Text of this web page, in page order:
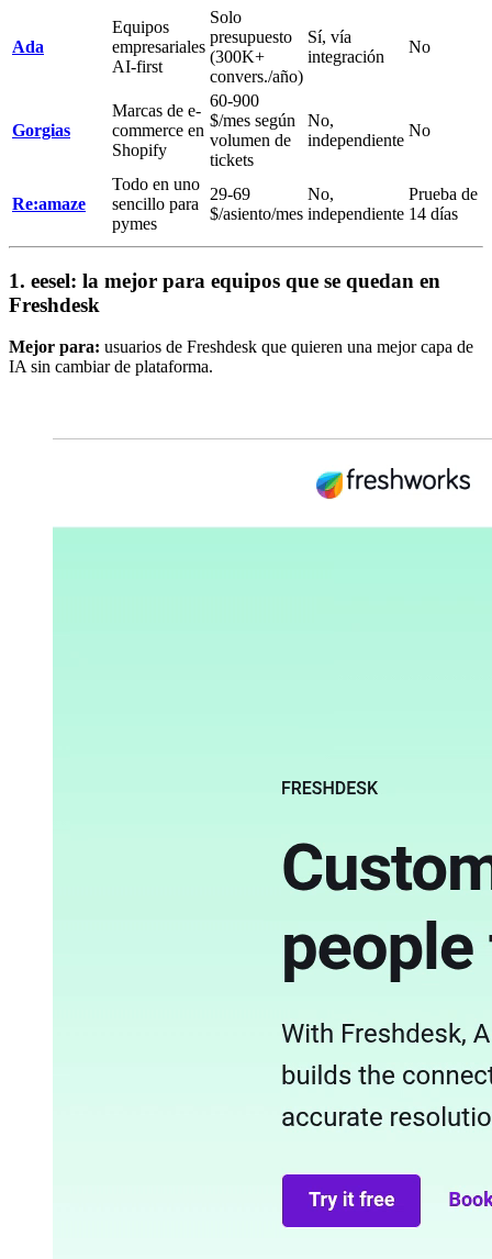
Ada
Equipos
empresariales
AI-first
Solo
presupuesto
(300K+
convers./año)
Sí, vía
integración
No
Gorgias
Marcas de e-
commerce en
Shopify
60-900
$/mes según
volumen de
tickets
No,
independiente
No
Re:amaze
Todo en uno
sencillo para
pymes
29-69
$/asiento/mes
No,
independiente
Prueba de
14 días
1. eesel: la mejor para equipos que se quedan en
Freshdesk
Mejor para: usuarios de Freshdesk que quieren una mejor capa de
IA sin cambiar de plataforma.